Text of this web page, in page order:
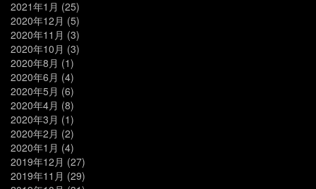
2021年1月 (25)
2020年12月 (5)
2020年11月 (3)
2020年10月 (3)
2020年8月 (1)
2020年6月 (4)
2020年5月 (6)
2020年4月 (8)
2020年3月 (1)
2020年2月 (2)
2020年1月 (4)
2019年12月 (27)
2019年11月 (29)